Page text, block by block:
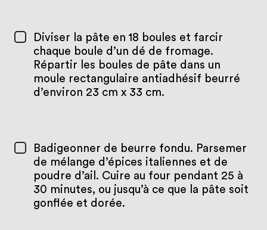
Diviser la pâte en 18 boules et farcir
chaque boule d’un dé de fromage.
Répartir les boules de pâte dans un
moule rectangulaire antiadhésif beurré
d’environ 23 cm x 33 cm.
Badigeonner de beurre fondu. Parsemer
de mélange d’épices italiennes et de
poudre d’ail. Cuire au four pendant 25 à
30 minutes, ou jusqu’à ce que la pâte soit
gonflée et dorée.